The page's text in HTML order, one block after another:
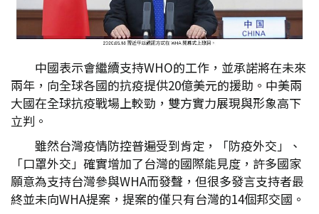
中國表示會繼續支持WHO的工作，並承諾將在未來
兩年，向全球各國的抗疫提供20億美元的援助。中美兩
大國在全球抗疫戰場上較勁，雙方實力展現與形象高下
立判。
雖然台灣疫情防控普遍受到肯定，「防疫外交」、
「口罩外交」確實增加了台灣的國際能見度，許多國家
願意為支持台灣參與WHA而發聲，但很多發言支持者最
終並未向WHA提案，提案的僅只有台灣的14個邦交國。